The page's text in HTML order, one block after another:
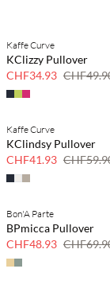
SAVE20
30 % Rabatt
Kaffe Curve
KClizzy Pullover
CHF34.93
SAVE20
30 % Rabatt
Kaffe Curve
KClindsy Pullover
CHF41.93
SAVE20
Bon'A Parte
BPmicca Pullover
CHF48.93